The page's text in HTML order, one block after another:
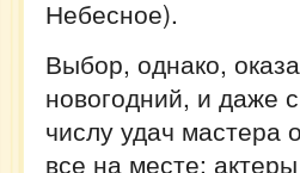
Небесное).
Выбор, однако,
новогодний, и даже
числу удач мастера
все на месте: